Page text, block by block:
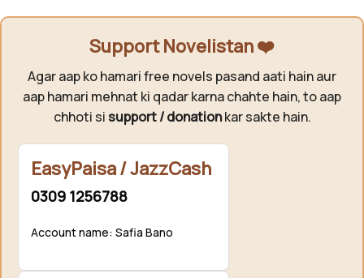
Support Novelistan ❤️
Agar aap ko hamari free novels pasand aati hain aur
aap hamari mehnat ki qadar karna chahte hain, to aap
chhoti si support / donationkar sakte hain.
EasyPaisa / JazzCash
0309 1256788
Account name: Safia Bano